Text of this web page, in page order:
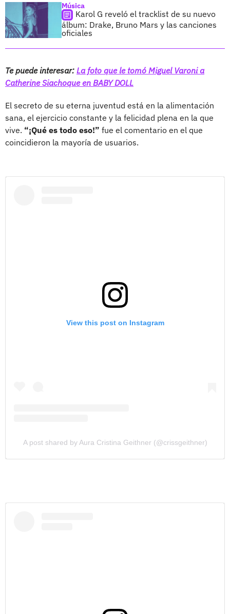
Música
Karol G reveló el tracklist de su nuevo
álbum: Drake, Bruno Mars y las canciones
oficiales
Te puede interesar: La foto que le tomó Miguel Varoni a
Catherine Siachoque en BABY DOLL
El secreto de su eterna juventud está en la alimentación
sana, el ejercicio constante y la felicidad plena en la que
vive. “¡Qué es todo eso!” fue el comentario en el que
coincidieron la mayoría de usuarios.
View this post on Instagram
A post shared by Aura Cristina Geithner (@crissgeithner)